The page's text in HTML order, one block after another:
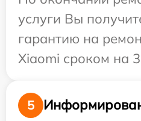
услуги Вы
гарантию на
Xiaomi сроком на
5